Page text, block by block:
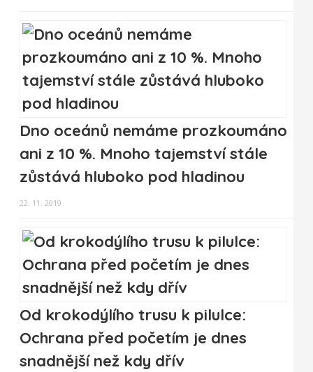
Dno oceánů nemáme prozkoumáno
ani z 10 %. Mnoho tajemství stále
zůstává hluboko pod hladinou
22. 11. 2019
Od krokodýlího trusu k pilulce:
Ochrana před početím je dnes
snadnější než kdy dřív